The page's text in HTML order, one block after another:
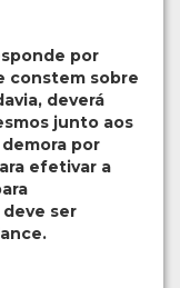
por
constem sobre
deverá
junto aos
por
efetivar a
ser